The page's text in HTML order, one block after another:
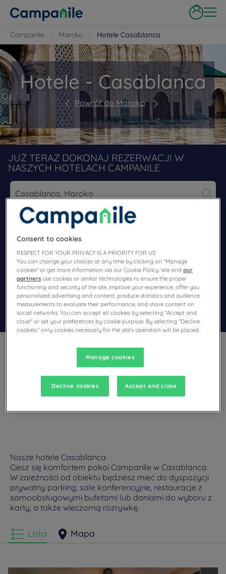
Campanile Maroko Hotele Casablanca
Hotele - Casablanca
Powrót do Maroko
JUŻ TERAZ DOKONAJ REZERWACJI W
NASZYCH HOTELACH CAMPANILE
Navigate forward to interact with the calendar and select a
Znajdź hotel
Dodaj specjalny kod
Planują Państwo pobyt w Casablanca i poszukują hotelu?
Campanile oferuje komfortowe pokoje i dobrą kuchnię w
Nasze hotele Casablanca
Ciesz się komfortem pokoi Campanile w Casablanca.
W zależności od obiektu będziesz mieć do dyspozycji
prywatny parking, sale konferencyjne, restauracje z
samoobsługowymi bufetami lub daniami do wyboru z
karty, a także wieczorną rozrywkę.
Lista Mapa
Consent to cookies
RESPECT FOR YOUR PRIVACY IS A PRIORITY FOR US
You can change your choices at any time by clicking on "Manage
cookies" or get more information via our Cookie Policy. We andour
partners use cookies or similar technologies to ensure the proper
functioning and security of the site, improve your experience, offer you
personalized advertising and content, produce statistics and audience
measurements to evaluate their performance, and share content on
social networks. You can accept all cookies by selecting "Accept and
close" or set your preferences by cookie purpose. By selecting "Decline
cookies," only cookies necessary for the site's operation will be placed.
Manage cookies
Decline cookies Accept and close